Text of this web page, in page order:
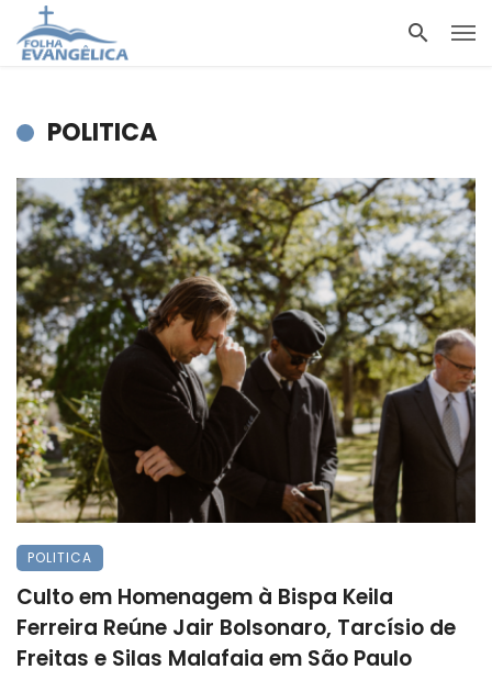
POLITICA
POLITICA
Culto em Homenagem à Bispa Keila
Ferreira Reúne Jair Bolsonaro, Tarcísio de
Freitas e Silas Malafaia em São Paulo